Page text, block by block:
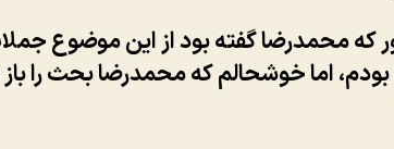
که محمدرضا گفته بود از این موضوع
اما خوشحالم که محمدرضا بحث را باز